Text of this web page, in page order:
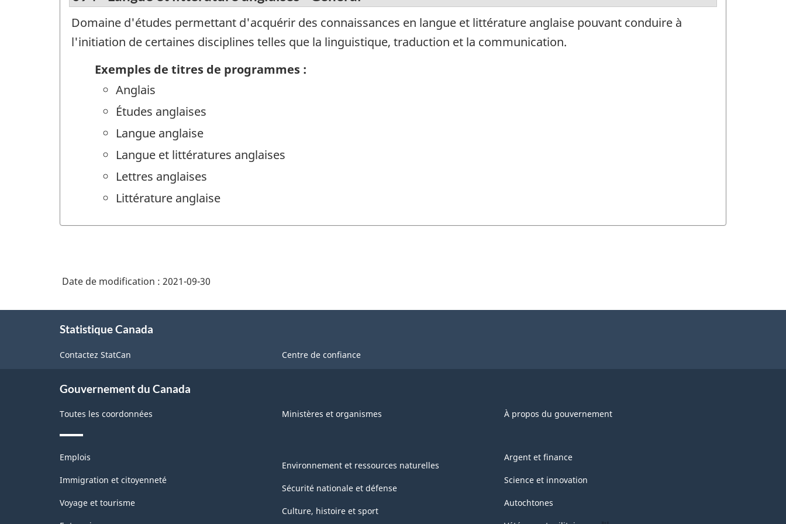
Domaine d'études permettant d'acquérir des connaissances en langue et littérature anglaise pouvant conduire à
l'initiation de certaines disciplines telles que la linguistique, traduction et la communication.
Exemples de titres de programmes :
Anglais
Études anglaises
Langue anglaise
Langue et littératures anglaises
Lettres anglaises
Littérature anglaise
Date de modification : 2021-09-30
Statistique Canada
Contactez StatCan Centre de confiance
Gouvernement du Canada
Toutes les coordonnées Ministères et organismes À propos du gouvernement
Thèmes
sujets
Emplois
Immigration et citoyenneté
Voyage et tourisme
Environnement et ressources naturelles
Sécurité nationale et défense
Culture, histoire et sport
Argent et finance
Science et innovation
Autochtones